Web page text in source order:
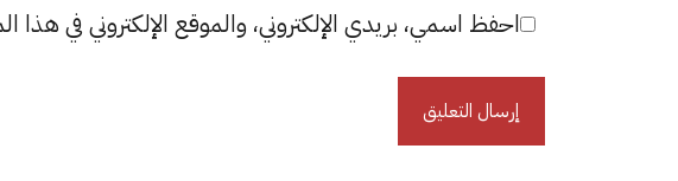
احفظ اسمي، بريدي الإلكتروني، والموقع الإلكتروني في